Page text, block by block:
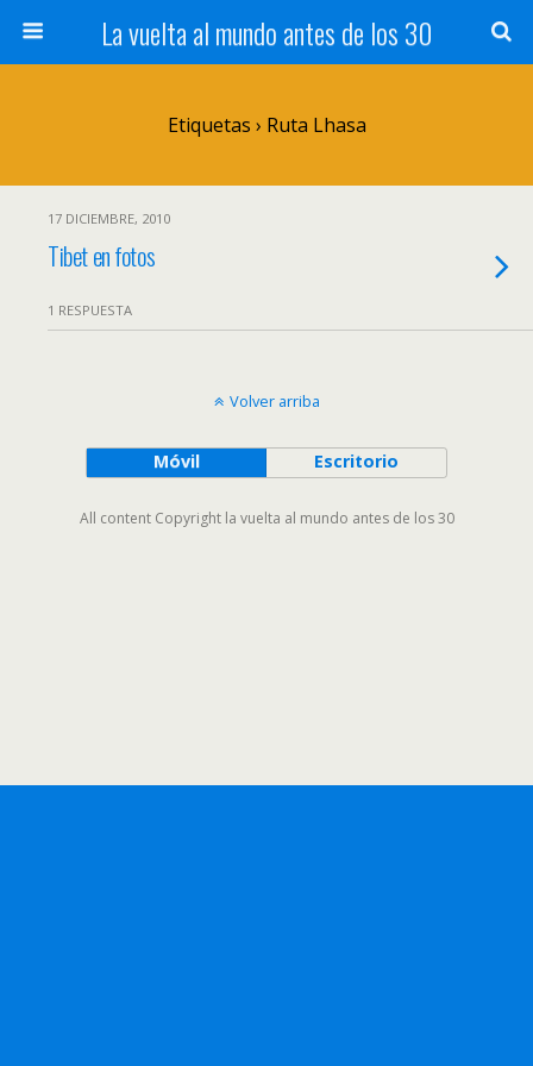
La vuelta al mundo antes de los 30
Etiquetas › Ruta Lhasa
17 DICIEMBRE, 2010
Tibet en fotos
1 RESPUESTA
Volver arriba
Móvil Escritorio
All content Copyright la vuelta al mundo antes de los 30